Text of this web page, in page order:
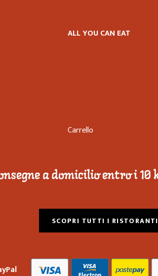
ALL YOU CAN EAT
Carrello
a domicilio entro i
SCOPRI TUTTI I